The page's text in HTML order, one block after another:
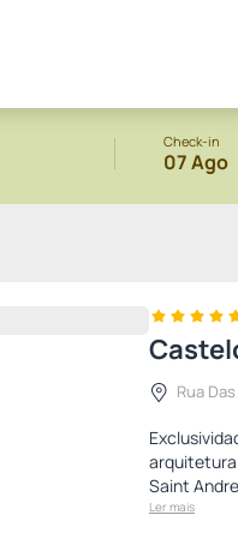
Check-in
07 Ago
Rua
arquitetura
Saint
Ler mais